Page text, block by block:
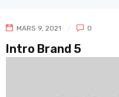
MARS 9, 2021 0
Intro Brand 5